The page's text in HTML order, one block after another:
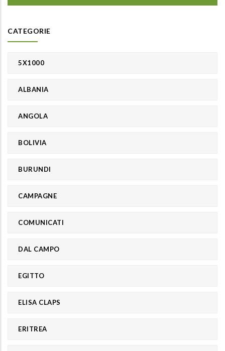
CATEGORIE
5X1000
ALBANIA
ANGOLA
BOLIVIA
BURUNDI
CAMPAGNE
COMUNICATI
DAL CAMPO
EGITTO
ELISA CLAPS
ERITREA